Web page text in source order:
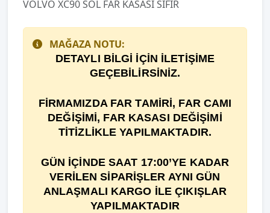
VOLVO XC90 SOL FAR KASASI SIFIR
MAĞAZA NOTU:
DETAYLI BİLGİ İÇİN İLETİŞİME
GEÇEBİLİRSİNİZ.
FİRMAMIZDA FAR TAMİRİ, FAR CAMI
DEĞİŞİMİ, FAR KASASI DEĞİŞİMİ
TİTİZLİKLE YAPILMAKTADIR.
GÜN İÇİNDE SAAT 17:00’YE KADAR
VERİLEN SİPARİŞLER AYNI GÜN
ANLAŞMALI KARGO İLE ÇIKIŞLAR
YAPILMAKTADIR